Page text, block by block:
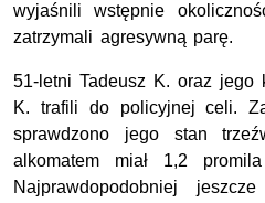
wyjaśnili wstępnie
zatrzymali agresywną parę.
51-letni Tadeusz K. oraz jego
K. trafili do policyjnej celi.
sprawdzono jego stan
alkomatem miał 1,2
Najprawdopodobniej